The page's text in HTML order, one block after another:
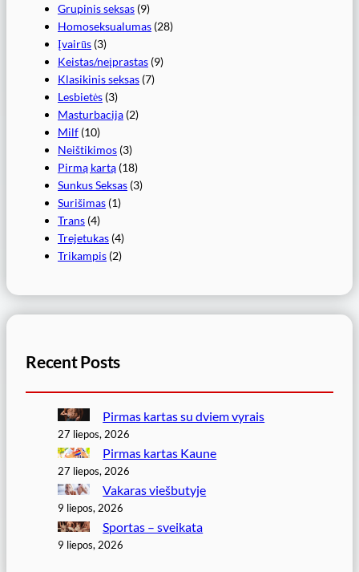
Grupinis seksas (9)
Homoseksualumas (28)
Įvairūs (3)
Keistas/neįprastas (9)
Klasikinis seksas (7)
Lesbietės (3)
Masturbacija (2)
Milf (10)
Neištikimos (3)
Pirmą kartą (18)
Sunkus Seksas (3)
Surišimas (1)
Trans (4)
Trejetukas (4)
Trikampis (2)
Recent Posts
Pirmas kartas su dviem vyrais
27 liepos, 2026
Pirmas kartas Kaune
27 liepos, 2026
Vakaras viešbutyje
9 liepos, 2026
Sportas – sveikata
9 liepos, 2026